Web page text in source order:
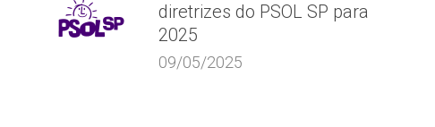
diretrizes do PSOL SP para
2025
09/05/2025